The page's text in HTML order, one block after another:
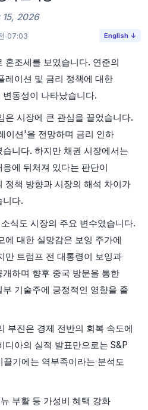
2026
07:03 English ↓
혼조세를 보였습니다. 연준의
레이션 및 금리 정책에 대한
동성이 나타났습니다.
은 시장에 큰 관심을 끌었습니다.
이션'을 전망하며 금리 인하
니다. 하지만 채권 시장에서는
에 뒤처져 있다는 판단이
정책 방향과 시장의 해석 차이가
니다.
식도 시장의 주요 변수였습니다.
에 대한 실망감은 보잉 주가에
만 트럼프 전 대통령이 보잉과
하며 향후 중국 방문을 통한
기술주에 긍정적인 영향을 줄
부진은 경제 전반의 회복 속도에
디아의 실적 발표만으로는 S&P
기에는 역부족이라는 분석도
부활 등 가성비 혜택 강화